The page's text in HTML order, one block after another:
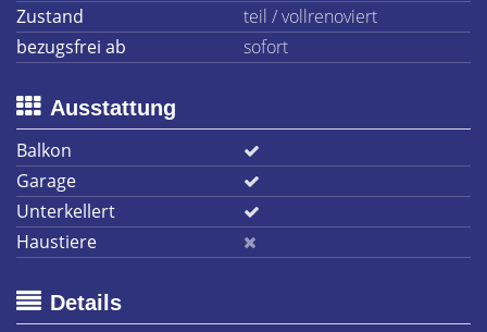
Zustand
teil / vollrenoviert
bezugsfrei ab
sofort
Ausstattung
Balkon
Garage
Unterkellert
Haustiere
Details